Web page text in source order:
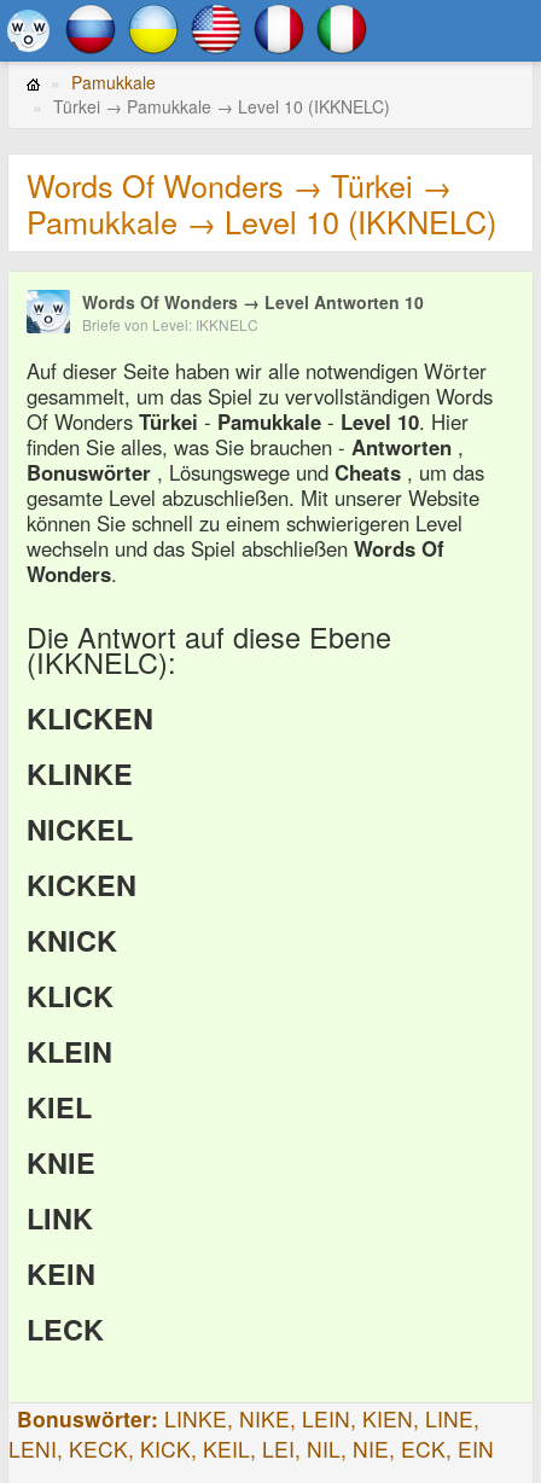
Pamukkale
Türkei → Pamukkale → Level 10 (IKKNELC)
Words Of Wonders → Türkei →
Pamukkale → Level 10 (IKKNELC)
Words Of Wonders → Level Antworten 10
Briefe von Level: IKKNELC
Auf dieser Seite haben wir alle notwendigen Wörter
gesammelt, um das Spiel zu vervollständigen Words
Of Wonders Türkei - Pamukkale - Level 10. Hier
finden Sie alles, was Sie brauchen - Antworten ,
Bonuswörter , Lösungswege und Cheats , um das
gesamte Level abzuschließen. Mit unserer Website
können Sie schnell zu einem schwierigeren Level
wechseln und das Spiel abschließen Words Of
Wonders.
Die Antwort auf diese Ebene
(IKKNELC):
KLICKEN
KLINKE
NICKEL
KICKEN
KNICK
KLICK
KLEIN
KIEL
KNIE
LINK
KEIN
LECK
Bonuswörter: LINKE, NIKE, LEIN, KIEN, LINE,
LENI, KECK, KICK, KEIL, LEI, NIL, NIE, ECK, EIN